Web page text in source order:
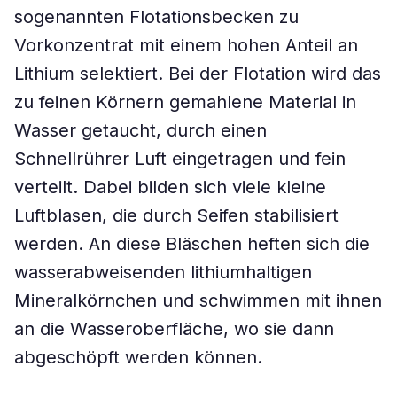
sogenannten Flotationsbecken zu
Vorkonzentrat mit einem hohen Anteil an
Lithium selektiert. Bei der Flotation wird das
zu feinen Körnern gemahlene Material in
Wasser getaucht, durch einen
Schnellrührer Luft eingetragen und fein
verteilt. Dabei bilden sich viele kleine
Luftblasen, die durch Seifen stabilisiert
werden. An diese Bläschen heften sich die
wasserabweisenden lithiumhaltigen
Mineralkörnchen und schwimmen mit ihnen
an die Wasseroberfläche, wo sie dann
abgeschöpft werden können.